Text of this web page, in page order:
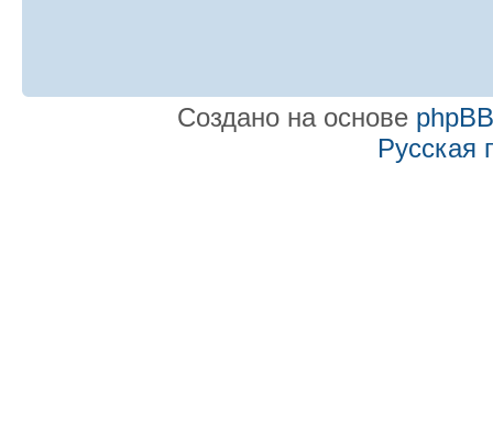
Создано на основе phpBB
Русская